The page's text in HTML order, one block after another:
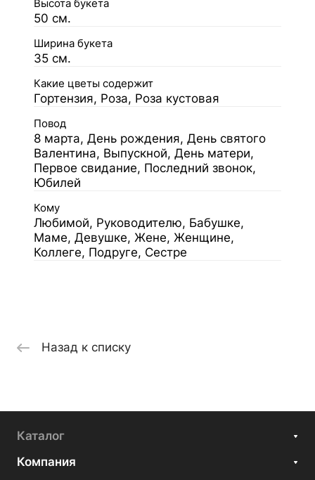
Высота букета
50 см.
Ширина букета
35 см.
Какие цветы содержит
Гортензия, Роза, Роза кустовая
Повод
8 марта, День рождения, День святого
Валентина, Выпускной, День матери,
Первое свидание, Последний звонок,
Юбилей
Кому
Любимой, Руководителю, Бабушке,
Маме, Девушке, Жене, Женщине,
Коллеге, Подруге, Сестре
Назад к списку
Каталог
Компания